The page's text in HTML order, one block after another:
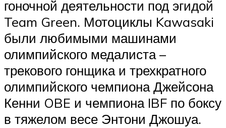
гоночной деятельности под эгидой
Team Green. Мотоциклы Kawasaki
были любимыми машинами
олимпийского медалиста –
трекового гонщика и трехкратного
олимпийского чемпиона Джейсона
Кенни OBE и чемпиона IBF по боксу
в тяжелом весе Энтони Джошуа.